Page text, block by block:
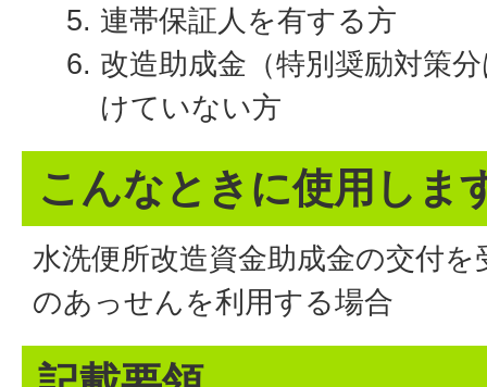
連帯保証人を有する方
改造助成金（特別奨励対策
けていない方
こんなときに使用しま
水洗便所改造資金助成金の交付
のあっせんを利用する場合